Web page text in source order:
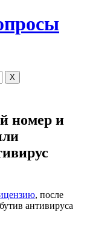
X
номер и
, после
антивируса